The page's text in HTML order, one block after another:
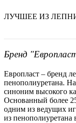
ЛУЧШЕЕ ИЗ
Бренд
Европласт – бренд
пенополиуретана.
синоним высокого
Основанный более
одним из ведущих
из пенополиуретана